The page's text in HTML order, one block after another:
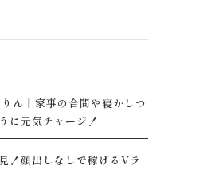
ん | 家事の合間や寝かしつ
に元気チャージ！
！顔出しなしで稼げるVラ